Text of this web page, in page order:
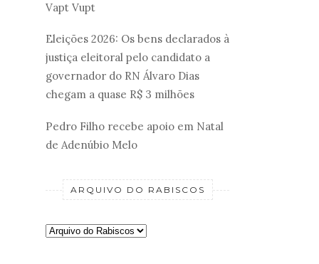
Vapt Vupt
Eleições 2026: Os bens declarados à
justiça eleitoral pelo candidato a
governador do RN Álvaro Dias
chegam a quase R$ 3 milhões
Pedro Filho recebe apoio em Natal
de Adenúbio Melo
ARQUIVO DO RABISCOS